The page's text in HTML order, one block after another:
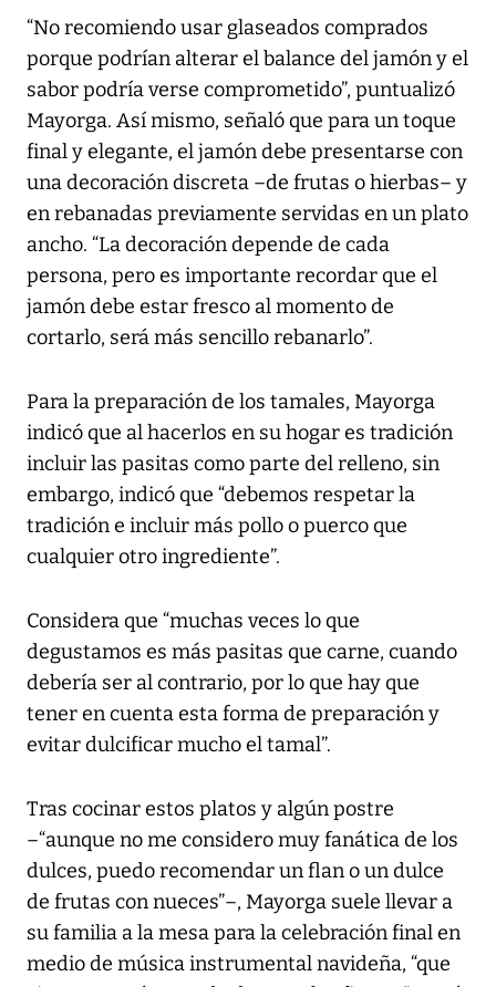
“No recomiendo usar glaseados comprados
porque podrían alterar el balance del jamón y el
sabor podría verse comprometido”, puntualizó
Mayorga. Así mismo, señaló que para un toque
final y elegante, el jamón debe presentarse con
una decoración discreta –de frutas o hierbas– y
en rebanadas previamente servidas en un plato
ancho. “La decoración depende de cada
persona, pero es importante recordar que el
jamón debe estar fresco al momento de
cortarlo, será más sencillo rebanarlo”.
Para la preparación de los tamales, Mayorga
indicó que al hacerlos en su hogar es tradición
incluir las pasitas como parte del relleno, sin
embargo, indicó que “debemos respetar la
tradición e incluir más pollo o puerco que
cualquier otro ingrediente”.
Considera que “muchas veces lo que
degustamos es más pasitas que carne, cuando
debería ser al contrario, por lo que hay que
tener en cuenta esta forma de preparación y
evitar dulcificar mucho el tamal”.
Tras cocinar estos platos y algún postre
–“aunque no me considero muy fanática de los
dulces, puedo recomendar un flan o un dulce
de frutas con nueces”–, Mayorga suele llevar a
su familia a la mesa para la celebración final en
medio de música instrumental navideña, “que